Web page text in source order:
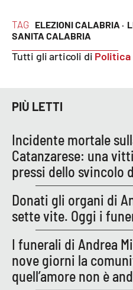
Parchi Marini Calabria
Leggendo Alvaro insieme
Le perfidie di Antonella
Venti di comunicazione
STREAMING
LaC TV
LaC Network
LaC OnAir
TAG ELEZIONI CALABRIA ·
SANITA CALABRIA
Tutti gli articoli di Politica
PIÙ LETTI
Incidente mortale
Catanzarese: una
pressi dello svincolo
Donati gli organi di
sette vite. Oggi i
I funerali di Andrea
nove giorni la
quell’amore non è